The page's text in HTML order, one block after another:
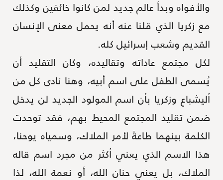
والأفواه وبدأ عالم جديد لمن كانوا خائفين وكذلك
مع زكريا الذي قلنا عنه أنه يحمل معنى الإنسان
القديم وشعب إسرائيل كله.
لكل مجتمع عاداته وتقاليده، وكان التقليد أن
يُسمى الطفل على اسم أبيه، وهنا نادى كل من
أليشباع وزكريا بأن اسم المولود الجديد لن يدخل
ضمن تقليد المجتمع المحيط بهم، فقد توحدت
الكلمة بينهما طاعةً لأمر الملاك، وسمياه يوحنا،
هذا الاسم الذي يعني أكثر من مجرد اسم قاله
الملاك، بل يعني حنان الله، أو نعمة الله، لذا